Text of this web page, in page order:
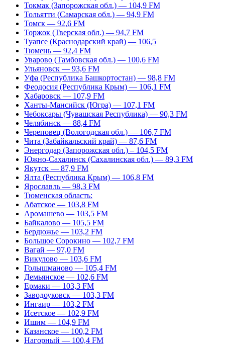
Токмак (Запорожская обл.) — 104,9 FM
Тольятти (Самарская обл.) — 94,9 FM
Томск — 92,6 FM
Торжок (Тверская обл.) — 94,7 FM
Туапсе (Краснодарский край) — 106,5
Тюмень — 92,4 FM
Уварово (Тамбовская обл.) — 100,6 FM
Ульяновск — 93,6 FM
Уфа (Республика Башкортостан) — 98,8 FM
Феодосия (Республика Крым) — 106,1 FM
Хабаровск — 107,9 FM
Ханты-Мансийск (Югра) — 107,1 FM
Чебоксары (Чувашская Республика) — 90,3 FM
Челябинск — 88,4 FM
Череповец (Вологодская обл.) — 106,7 FM
Чита (Забайкальский край) — 87,6 FM
Энергодар (Запорожская обл.) – 104,5 FM
Южно-Сахалинск (Сахалинская обл.) — 89,3 FM
Якутск — 87,9 FM
Ялта (Республика Крым) — 106,8 FM
Ярославль — 98,3 FM
Тюменская область:
Абатское — 103,8 FM
Аромашево — 103,5 FM
Байкалово — 105,5 FM
Бердюжье — 103,2 FM
Большое Сорокино — 102,7 FM
Вагай — 97,0 FM
Викулово — 103,6 FM
Голышманово — 105,4 FM
Демьянское — 102,6 FM
Ермаки — 103,3 FM
Заводоуковск — 103,3 FM
Ингаир — 103,2 FM
Исетское — 102,9 FM
Ишим — 104,9 FM
Казанское — 100,2 FM
Нагорный — 100,4 FM